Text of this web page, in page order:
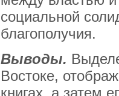
социальной
благополучия.
Выводы.
Востоке,